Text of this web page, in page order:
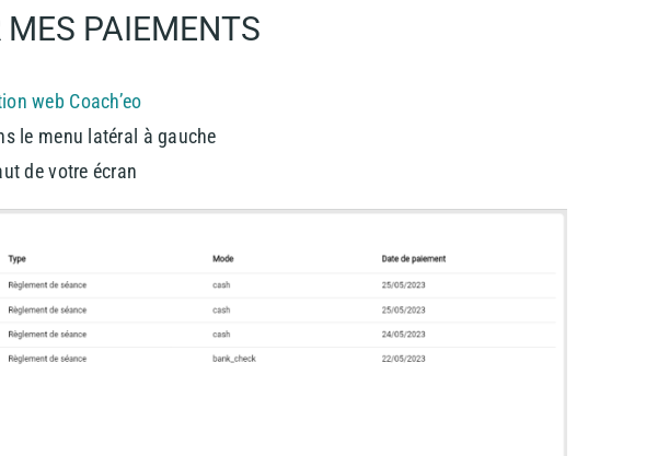
MES PAIEMENTS
web Coach’eo
le menu latéral à gauche
de votre écran